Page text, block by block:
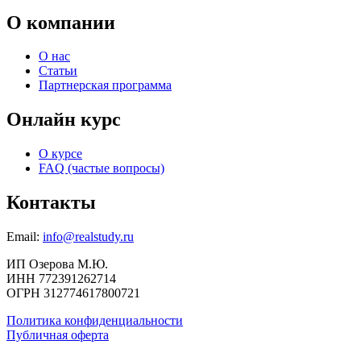
О компании
О нас
Статьи
Партнерская программа
Онлайн курс
О курсе
FAQ (частые вопросы)
Контакты
Email: info@realstudy.ru
ИП Озерова М.Ю.
ИНН 772391262714
ОГРН 312774617800721
Политика конфиденциальности
Публичная оферта